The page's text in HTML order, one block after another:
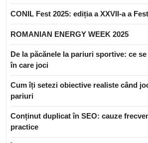
CONIL Fest 2025: ediția a XXVII-a a
ROMANIAN ENERGY WEEK 2025
De la păcănele la pariuri sportive: ce
în care joci
Cum îți setezi obiective realiste când
pariuri
Conținut duplicat în SEO: cauze
practice